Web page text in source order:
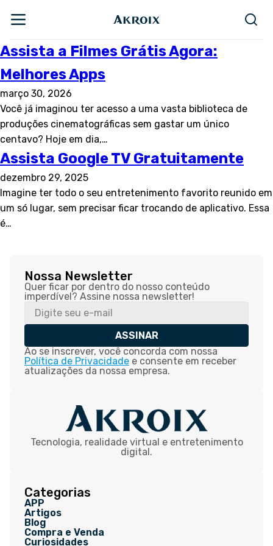
Assista a Filmes Grátis Agora:
Melhores Apps
março 30, 2026
Você já imaginou ter acesso a uma vasta biblioteca de
produções cinematográficas sem gastar um único
centavo? Hoje em dia,…
Assista Google TV Gratuitamente
dezembro 29, 2025
Imagine ter todo o seu entretenimento favorito reunido em
um só lugar, sem precisar ficar trocando de aplicativo. Essa
é…
Nossa Newsletter
Quer ficar por dentro do nosso conteúdo
imperdível? Assine nossa newsletter!
ASSINAR
Ao se inscrever, você concorda com nossa
Política de Privacidade e consente em receber
atualizações da nossa empresa.
Tecnologia, realidade virtual e entretenimento
digital.
Categorias
APP
Artigos
Blog
Compra e Venda
Curiosidades